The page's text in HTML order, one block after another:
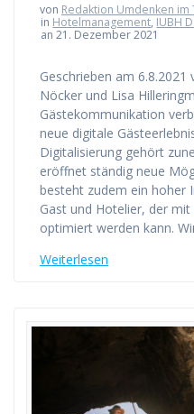
von Redaktion Umdenken im
in Hotelmanagement, IUBH
an 21. Dezember 2021
Geschrieben am 6.8.2021
Nöcker und Lisa
Gästekommunikation
neue digitale
Digitalisierung gehört
eröffnet ständig neue
besteht zudem ein hoher
Gast und Hotelier, der
optimiert werden kann.
Weiterlesen